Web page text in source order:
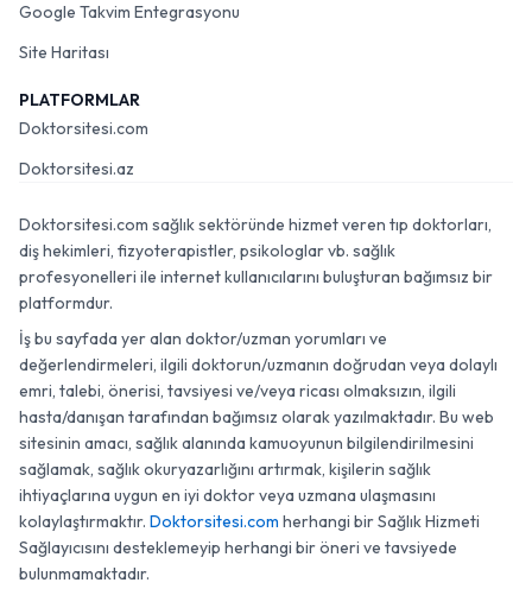
Google Takvim Entegrasyonu
Site Haritası
PLATFORMLAR
Doktorsitesi.com
Doktorsitesi.az
Doktorsitesi.com sağlık sektöründe hizmet veren tıp doktorları,
diş hekimleri, fizyoterapistler, psikologlar vb. sağlık
profesyonelleri ile internet kullanıcılarını buluşturan bağımsız bir
platformdur.
İş bu sayfada yer alan doktor/uzman yorumları ve
değerlendirmeleri, ilgili doktorun/uzmanın doğrudan veya dolaylı
emri, talebi, önerisi, tavsiyesi ve/veya ricası olmaksızın, ilgili
hasta/danışan tarafından bağımsız olarak yazılmaktadır. Bu web
sitesinin amacı, sağlık alanında kamuoyunun bilgilendirilmesini
sağlamak, sağlık okuryazarlığını artırmak, kişilerin sağlık
ihtiyaçlarına uygun en iyi doktor veya uzmana ulaşmasını
kolaylaştırmaktır. Doktorsitesi.com herhangi bir Sağlık Hizmeti
Sağlayıcısını desteklemeyip herhangi bir öneri ve tavsiyede
bulunmamaktadır.